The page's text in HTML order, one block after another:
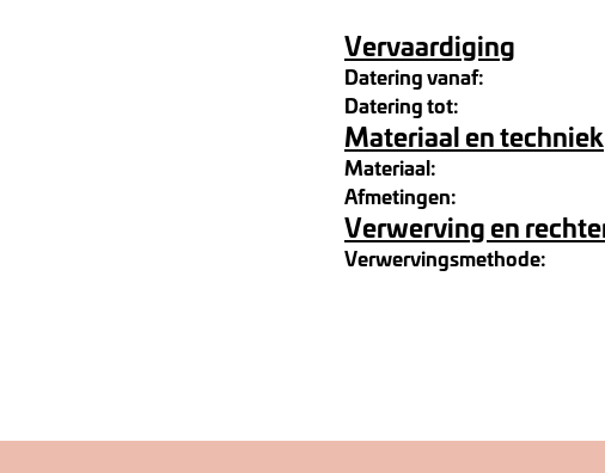
Vervaardiging
Datering vanaf:
Datering tot:
Materiaal en techniek
Materiaal:
Afmetingen:
Verwerving en
Verwervingsmethode: